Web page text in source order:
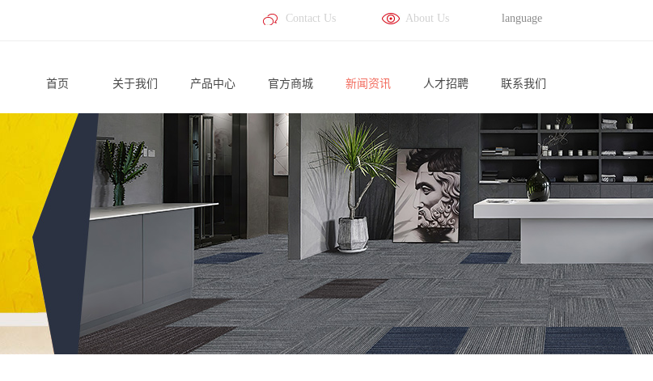
Contact Us About Us language
首页 关于我们 产品中心 官方商城 新闻资讯 人才招聘 联系我们